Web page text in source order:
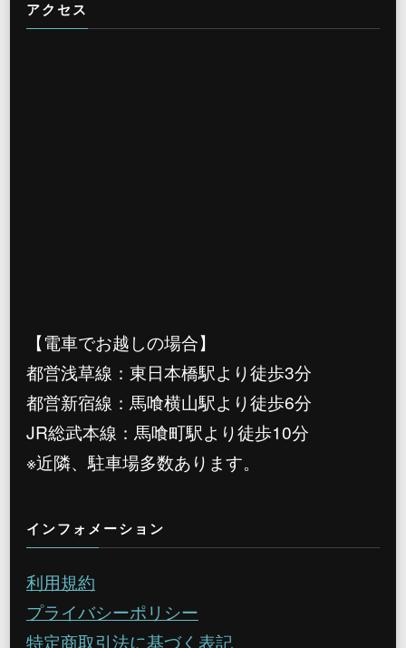
アクセス
【電車でお越しの場合】
都営浅草線：東日本橋駅より徒歩3分
都営新宿線：馬喰横山駅より徒歩6分
JR総武本線：馬喰町駅より徒歩10分
※近隣、駐車場多数あります。
インフォメーション
利用規約
プライバシーポリシー
特定商取引法に基づく表記